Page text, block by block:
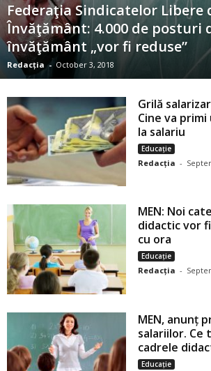
Federaţia Sindicatelor Libere
Învăţământ: 4.000 de posturi
învăţământ „vor fi reduse”
Redacția - October 3, 2018
Grilă
Cine va
la salariu
Educație
Redacția -
MEN: Noi
didactic vor
cu ora
Educație
Redacția -
MEN, anunț
salariilor. Ce
cadrele
Educație